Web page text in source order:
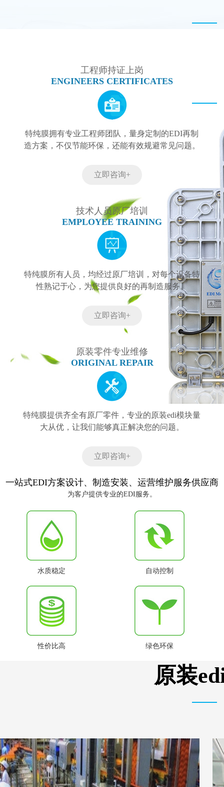
工程师持证上岗
ENGINEERS CERTIFICATES
特纯膜拥有专业工程师团队，量身定制的EDI再制
造方案，不仅节能环保，还能有效规避常见问题。
立即咨询+
技术人员原厂培训
EMPLOYEE TRAINING
特纯膜所有人员，均经过原厂培训，对每个设备特
性熟记于心，为您提供良好的再制造服务。
立即咨询+
原装零件专业维修
ORIGINAL REPAIR
特纯膜提供齐全有原厂零件，专业的原装edi模块量
大从优，让我们能够真正解决您的问题。
立即咨询+
一站式EDI方案设计、制造安装、运营维护服务供应商
为客户提供专业的EDI服务。
水质稳定 自动控制
性价比高 绿色环保
原装